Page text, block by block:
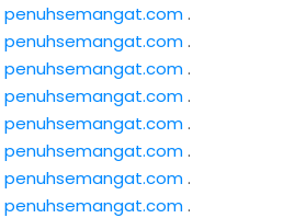
penuhsemangat.com.
penuhsemangat.com.
penuhsemangat.com.
penuhsemangat.com.
penuhsemangat.com.
penuhsemangat.com.
penuhsemangat.com.
penuhsemangat.com.